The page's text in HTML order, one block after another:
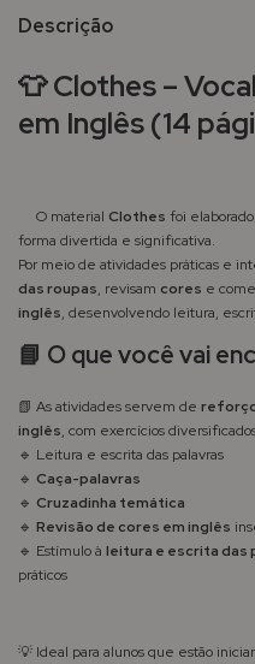
Descrição
👕Clothes –
em Inglês (14
O material Clothes foi
forma divertida e significativa.
Por meio de atividades práticas e
das roupas, revisam cores e
inglês, desenvolvendo leitura,
📘 O que você vai
📗 As atividades servem de reforço
inglês, com exercícios
🔹 Leitura e escrita das palavras
🔹 Caça-palavras
🔹 Cruzadinha temática
🔹 Revisão de cores em inglês
🔹 Estímulo à leitura e escrita das
práticos
💡 Ideal para alunos que estão